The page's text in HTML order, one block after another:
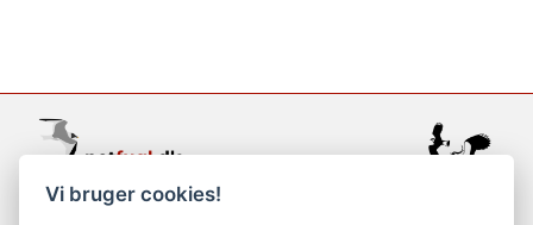
support@netfugl.dk
Vi bruger cookies!